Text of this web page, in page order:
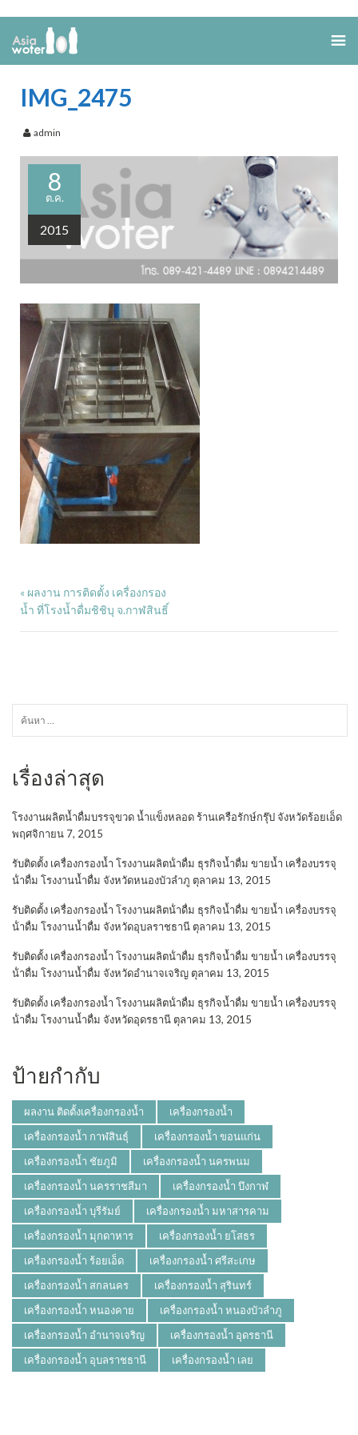
IMG_2475
admin
8
ต.ค.
2015
« ผลงาน การติดตั้ง เครื่องกรอง
น้ำ ที่โรงน้ำดื่มชิชิบุ จ.กาฬสินธิ์
เรื่องล่าสุด
โรงงานผลิตน้ำดื่มบรรจุขวด น้ำแข็งหลอด ร้านเครือรักษ์กรุ๊ป จังหวัดร้อยเอ็ด
พฤศจิกายน 7, 2015
รับติดตั้ง เครื่องกรองน้ำ โรงงานผลิตน้ําดื่ม ธุรกิจน้ำดื่ม ขายน้ำ เครื่องบรรจุ
น้ําดื่ม โรงงานน้ำดื่ม จังหวัดหนองบัวลำภู ตุลาคม 13, 2015
รับติดตั้ง เครื่องกรองน้ำ โรงงานผลิตน้ําดื่ม ธุรกิจน้ำดื่ม ขายน้ำ เครื่องบรรจุ
น้ําดื่ม โรงงานน้ำดื่ม จังหวัดอุบลราชธานี ตุลาคม 13, 2015
รับติดตั้ง เครื่องกรองน้ำ โรงงานผลิตน้ําดื่ม ธุรกิจน้ำดื่ม ขายน้ำ เครื่องบรรจุ
น้ําดื่ม โรงงานน้ำดื่ม จังหวัดอำนาจเจริญ ตุลาคม 13, 2015
รับติดตั้ง เครื่องกรองน้ำ โรงงานผลิตน้ําดื่ม ธุรกิจน้ำดื่ม ขายน้ำ เครื่องบรรจุ
น้ําดื่ม โรงงานน้ำดื่ม จังหวัดอุดรธานี ตุลาคม 13, 2015
ป้ายกำกับ
ผลงาน ติดตั้งเครื่องกรองน้ำ
เครื่องกรองน้ำ
เครื่องกรองน้ำ กาฬสินธุ์
เครื่องกรองน้ำ ขอนแก่น
เครื่องกรองน้ำ ชัยภูมิ
เครื่องกรองน้ำ นครพนม
เครื่องกรองน้ำ นครราชสีมา
เครื่องกรองน้ำ บึงกาฬ
เครื่องกรองน้ำ บุรีรัมย์
เครื่องกรองน้ำ มหาสารคาม
เครื่องกรองน้ำ มุกดาหาร
เครื่องกรองน้ำ ยโสธร
เครื่องกรองน้ำ ร้อยเอ็ด
เครื่องกรองน้ำ ศรีสะเกษ
เครื่องกรองน้ำ สกลนคร
เครื่องกรองน้ำ สุรินทร์
เครื่องกรองน้ำ หนองคาย
เครื่องกรองน้ำ หนองบัวลำภู
เครื่องกรองน้ำ อำนาจเจริญ
เครื่องกรองน้ำ อุดรธานี
เครื่องกรองน้ำ อุบลราชธานี
เครื่องกรองน้ำ เลย